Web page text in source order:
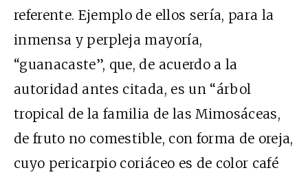
referente. Ejemplo de ellos sería, para la
inmensa y perpleja mayoría,
“guanacaste”, que, de acuerdo a la
autoridad antes citada, es un “árbol
tropical de la familia de las Mimosáceas,
de fruto no comestible, con forma de oreja,
cuyo pericarpio coriáceo es de color café